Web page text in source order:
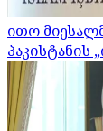
ითო
პაკისტანის